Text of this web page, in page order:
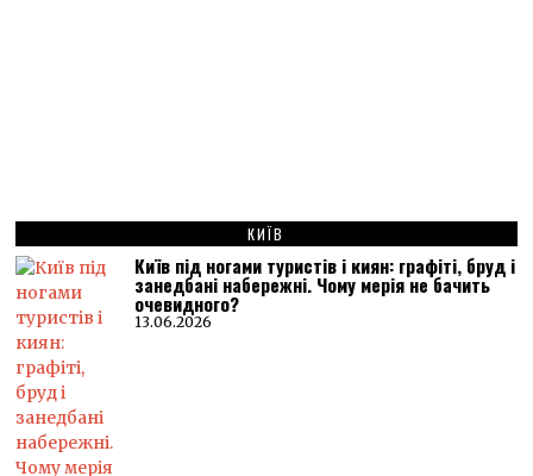
КИЇВ
Київ під ногами туристів і киян: графіті, бруд і
занедбані набережні. Чому мерія не бачить
очевидного?
13.06.2026